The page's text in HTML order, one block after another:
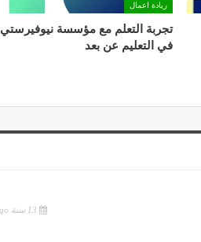
ريادة اعمال
تجربة التعلم مع مؤسسة نيوفيرستي
في التعليم عن بعد